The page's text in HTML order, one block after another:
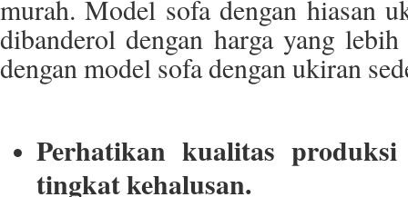
murah. Model sofa dengan hiasan
dibanderol dengan harga yang
dengan model sofa dengan ukiran
Perhatikan kualitas
tingkat kehalusan.